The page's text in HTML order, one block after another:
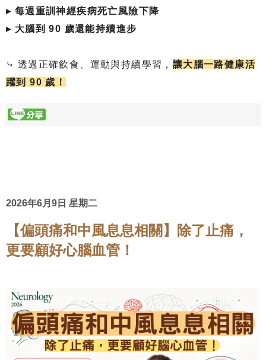
▸ 每週重訓神經疾病死亡風險下降
▸ 大腦到 90 歲還能持續進步
⤷ 透過正確飲食、運動與持續學習， 讓大腦一路健康活
躍到 90 歲！
2026年6月9日 星期二
【偏頭痛和中風息息相關】除了止痛，
更要顧好心腦血管！